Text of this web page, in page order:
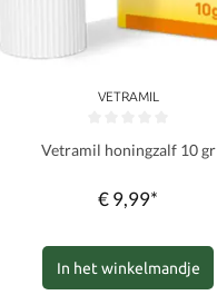
VETRAMIL
Vetramil honingzalf 10 gr
€ 9,99*
In het winkelmandje